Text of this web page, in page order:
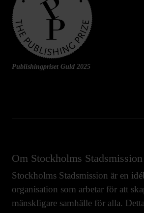
Publishingpriset Guld 2025
Om Stockholms Stadsmission
Stockholms Stadsmission är en
organisation som arbetar för att
mänskligare samhälle för alla.